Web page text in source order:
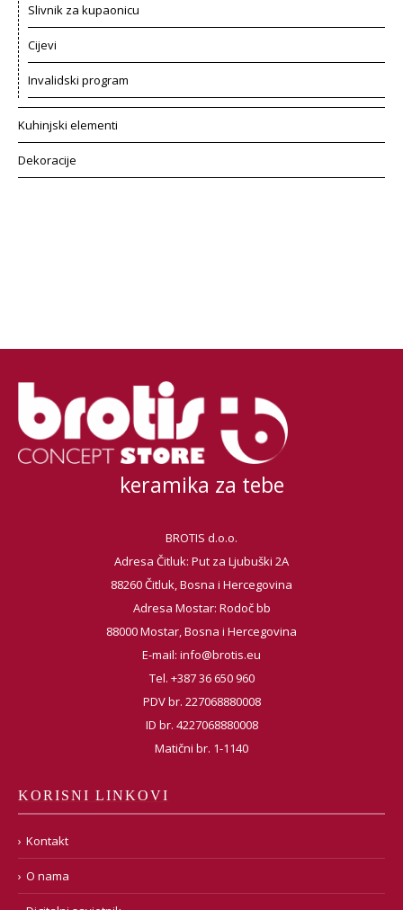
Slivnik za kupaonicu
Cijevi
Invalidski program
Kuhinjski elementi
Dekoracije
keramika za tebe
BROTIS d.o.o.
Adresa Čitluk: Put za Ljubuški 2A
88260 Čitluk, Bosna i Hercegovina
Adresa Mostar: Rodoč bb
88000 Mostar, Bosna i Hercegovina
E-mail: info@brotis.eu
Tel. +387 36 650 960
PDV br. 227068880008
ID br. 4227068880008
Matični br. 1-1140
KORISNI LINKOVI
Kontakt
O nama